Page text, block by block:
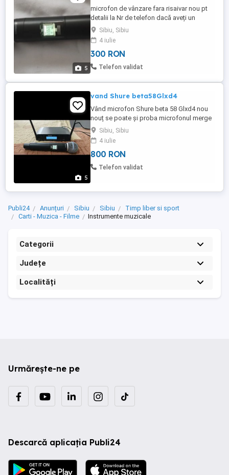
5
microfon de vânzare fara risaivar nou pt
detalii la Nr de telefon dacă aveți un
risaivar de la Shure se poate pune la
microfon !
Sibiu, Sibiu
4 iulie
300 RON
Telefon validat
5
vand Shure beta58Glxd4
Vând microfon Shure beta 58 Glxd4 nou
nouț se poate și proba microfonul merge
foarte bine pt detalii sunați la Nr afișat!
Sibiu, Sibiu
4 iulie
800 RON
Telefon validat
Publi24 Anunțuri Sibiu Sibiu
Timp liber si sport
Carti - Muzica - Filme
Instrumente muzicale
Categorii
Județe
Localități
Urmărește-ne pe
Descarcă aplicația Publi24